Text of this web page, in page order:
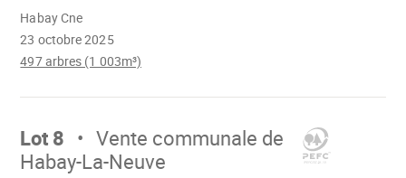
23 octobre 2025
Habay Cne
497 arbres (1 003m³)
Aller
Lot 8
Vente communale de
Habay-La-Neuve